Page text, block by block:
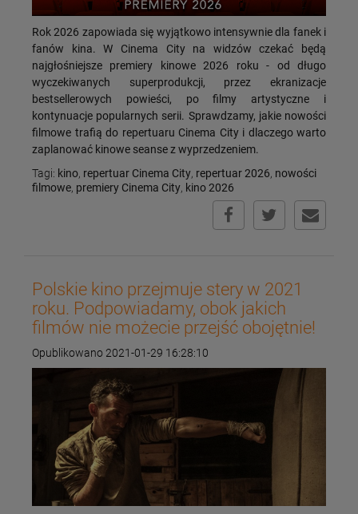
Rok 2026 zapowiada się wyjątkowo intensywnie dla fanek i
fanów kina. W Cinema City na widzów czekać będą
najgłośniejsze premiery kinowe 2026 roku - od długo
wyczekiwanych superprodukcji, przez ekranizacje
bestsellerowych powieści, po filmy artystyczne i
kontynuacje popularnych serii. Sprawdzamy, jakie nowości
filmowe trafią do repertuaru Cinema City i dlaczego warto
zaplanować kinowe seanse z wyprzedzeniem.
Tagi: kino, repertuar Cinema City, repertuar 2026, nowości
filmowe, premiery Cinema City, kino 2026
Polskie kino przejmuje stery w 2021
roku. Podpowiadamy, obok jakich
filmów nie możecie przejść obojętnie!
Opublikowano 2021-01-29 16:28:10